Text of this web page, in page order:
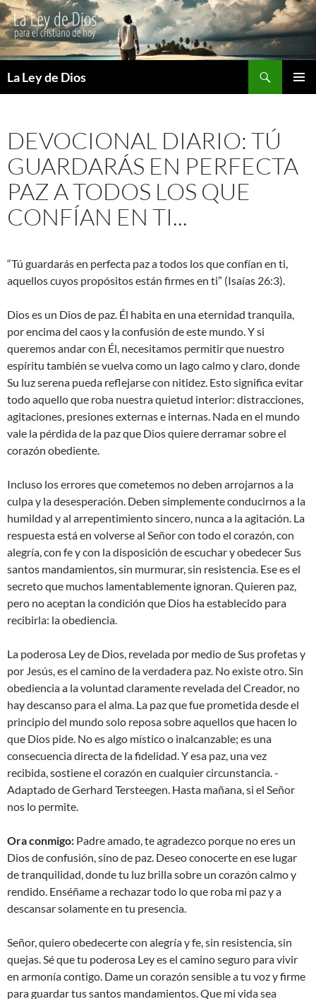
La Ley de Dios
DEVOCIONAL DIARIO: TÚ
GUARDARÁS EN PERFECTA
PAZ A TODOS LOS QUE
CONFÍAN EN TI...
“Tú guardarás en perfecta paz a todos los que confían en ti,
aquellos cuyos propósitos están firmes en ti” (Isaías 26:3).
Dios es un Dios de paz. Él habita en una eternidad tranquila,
por encima del caos y la confusión de este mundo. Y si
queremos andar con Él, necesitamos permitir que nuestro
espíritu también se vuelva como un lago calmo y claro, donde
Su luz serena pueda reflejarse con nitidez. Esto significa evitar
todo aquello que roba nuestra quietud interior: distracciones,
agitaciones, presiones externas e internas. Nada en el mundo
vale la pérdida de la paz que Dios quiere derramar sobre el
corazón obediente.
Incluso los errores que cometemos no deben arrojarnos a la
culpa y la desesperación. Deben simplemente conducirnos a la
humildad y al arrepentimiento sincero, nunca a la agitación. La
respuesta está en volverse al Señor con todo el corazón, con
alegría, con fe y con la disposición de escuchar y obedecer Sus
santos mandamientos, sin murmurar, sin resistencia. Ese es el
secreto que muchos lamentablemente ignoran. Quieren paz,
pero no aceptan la condición que Dios ha establecido para
recibirla: la obediencia.
La poderosa Ley de Dios, revelada por medio de Sus profetas y
por Jesús, es el camino de la verdadera paz. No existe otro. Sin
obediencia a la voluntad claramente revelada del Creador, no
hay descanso para el alma. La paz que fue prometida desde el
principio del mundo solo reposa sobre aquellos que hacen lo
que Dios pide. No es algo místico o inalcanzable; es una
consecuencia directa de la fidelidad. Y esa paz, una vez
recibida, sostiene el corazón en cualquier circunstancia. -
Adaptado de Gerhard Tersteegen. Hasta mañana, si el Señor
nos lo permite.
Ora conmigo: Padre amado, te agradezco porque no eres un
Dios de confusión, sino de paz. Deseo conocerte en ese lugar
de tranquilidad, donde tu luz brilla sobre un corazón calmo y
rendido. Enséñame a rechazar todo lo que roba mi paz y a
descansar solamente en tu presencia.
Señor, quiero obedecerte con alegría y fe, sin resistencia, sin
quejas. Sé que tu poderosa Ley es el camino seguro para vivir
en armonía contigo. Dame un corazón sensible a tu voz y firme
para guardar tus santos mandamientos. Que mi vida sea